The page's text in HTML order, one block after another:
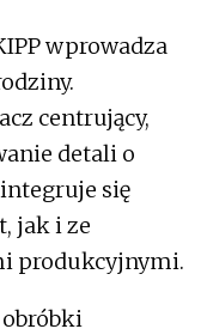
wprowadza
centrujący,
detali o
się
jak i ze
produkcyjnymi.